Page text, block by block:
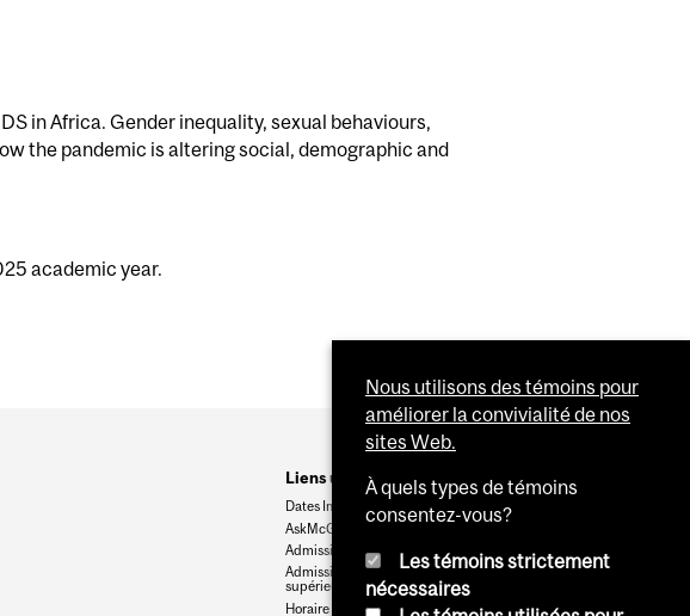
in Africa. Gender inequality, sexual behaviours,
the pandemic is altering social, demographic and
academic year.
Liens utiles
Dates Importantes
AskMcGill
Admission au premier cycle
Admissions aux cycles
supérieurs et postdoctoraux
Horaire des cours
Nous utilisons des témoins pour
améliorer la convivialité de nos
sites Web.
À quels types de témoins
consentez-vous?
Les témoins strictement
nécessaires